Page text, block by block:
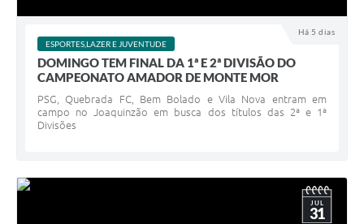
Há 5 dias
ESPORTES,LAZER E JUVENTUDE
DOMINGO TEM FINAL DA 1ª E 2ª DIVISÃO DO
CAMPEONATO AMADOR DE MONTE MOR
PSG, Quebrada FC, Bem Bolado e Vila Nova entram em
campo no Joaquinzão em busca dos títulos das 2ª e 1ª
Divisões
JUL
31